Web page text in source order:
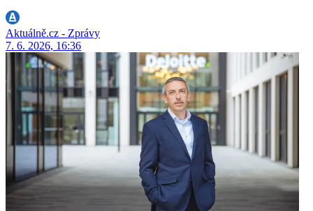
Aktuálně.cz - Zprávy
7. 6. 2026, 16:36